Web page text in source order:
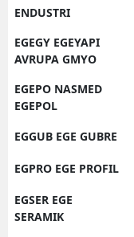
ENDUSTRI
EGEGY EGEYAPI
AVRUPA GMYO
EGEPO NASMED
EGEPOL
EGGUB EGE GUBRE
EGPRO EGE PROFIL
EGSER EGE
SERAMIK